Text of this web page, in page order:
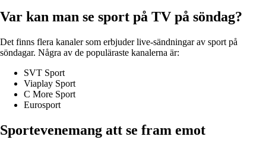
Var kan man se sport på TV på söndag?
Det finns flera kanaler som erbjuder live-sändningar av sport på
söndagar. Några av de populäraste kanalerna är:
SVT Sport
Viaplay Sport
C More Sport
Eurosport
Sportevenemang att se fram emot